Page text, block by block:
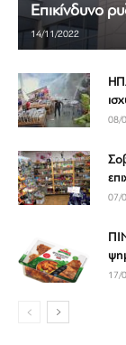
Επικίνδυνο
14/11/2022
08/
07/
17/